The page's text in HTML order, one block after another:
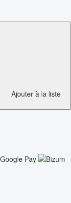
Ajouter à la liste